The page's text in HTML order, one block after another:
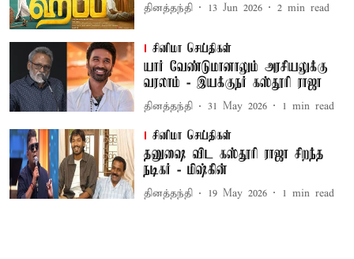
தினத்தந்தி 13 Jun 2026 2 min read
சினிமா செய்திகள்
யார் வேண்டுமானாலும் அரசியலுக்கு
வரலாம் - இயக்குநர் கஸ்தூரி ராஜா
தினத்தந்தி 31 May 2026 1 min read
சினிமா செய்திகள்
தனுஷை விட கஸ்தூரி ராஜா சிறந்த
நடிகர் - மிஷ்கின்
தினத்தந்தி 19 May 2026 1 min read